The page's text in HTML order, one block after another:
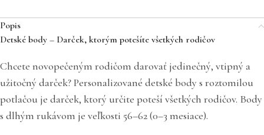
Popis
Detské body – Darček, ktorým potešíte všetkých rodičov
Chcete novopečeným rodičom darovať jedinečný, vtipný a
užitočný darček? Personalizované detské body s roztomilou
potlačou je darček, ktorý určite poteší všetkých rodičov. Body
s dlhým rukávom je veľkosti 56–62 (0–3 mesiace).